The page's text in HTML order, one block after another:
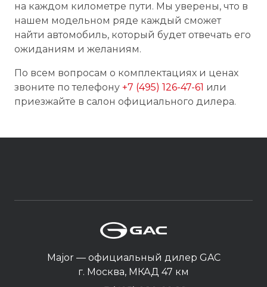
на каждом километре пути. Мы уверены, что в
нашем модельном ряде каждый сможет
найти автомобиль, который будет отвечать его
ожиданиям и желаниям.
По всем вопросам о комплектациях и ценах
звоните по телефону +7 (495) 126-47-61 или
приезжайте в салон официального дилера.
Major — официальный дилер GAC
г. Москва, МКАД 47 км